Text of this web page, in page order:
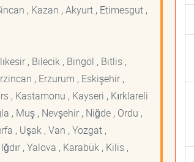
, Kazan , Akyurt , Etimesgut ,
, Bilecik , Bingöl , Bitlis ,
, Erzurum , Eskişehir ,
, Kastamonu , Kayseri , Kırklareli
, Muş , Nevşehir , Niğde , Ordu ,
, Uşak , Van , Yozgat ,
, Yalova , Karabük , Kilis ,